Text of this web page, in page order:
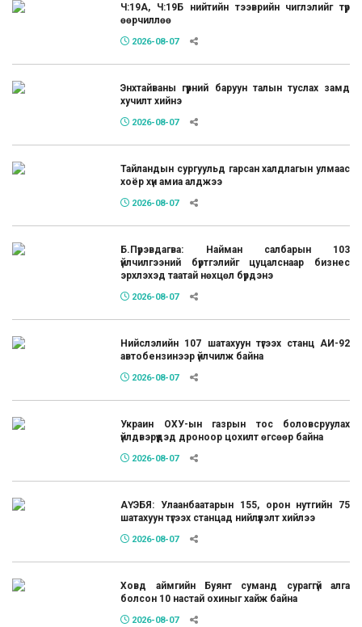
Ч:19А, Ч:19Б нийтийн тээврийн чиглэлийг түр
өөрчиллөө
2026-08-07
Энхтайваны гүүрний баруун талын туслах замд
хучилт хийнэ
2026-08-07
Тайландын сургуульд гарсан халдлагын улмаас
хоёр хүн амиа алджээ
2026-08-07
Б.Пүрэвдагва: Найман салбарын 103
үйлчилгээний бүртгэлийг цуцалснаар бизнес
эрхлэхэд таатай нөхцөл бүрдэнэ
2026-08-07
Нийслэлийн 107 шатахуун түгээх станц АИ-92
автобензинээр үйлчилж байна
2026-08-07
Украин ОХУ-ын газрын тос боловсруулах
үйлдвэрүүдэд дроноор цохилт өгсөөр байна
2026-08-07
АҮЭБЯ: Улаанбаатарын 155, орон нутгийн 75
шатахуун түгээх станцад нийлүүлэлт хийлээ
2026-08-07
Ховд аймгийн Буянт суманд сураггүй алга
болсон 10 настай охиныг хайж байна
2026-08-07